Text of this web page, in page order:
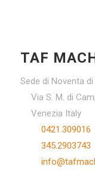
TAF
Sede di Noventa di
Via S. M. di
Venezia Italy
0421.309016
345.2903743